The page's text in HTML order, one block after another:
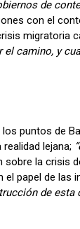
de
con el
migratoria
camino, y
puntos de
lejana;
la crisis
papel de las
de esta